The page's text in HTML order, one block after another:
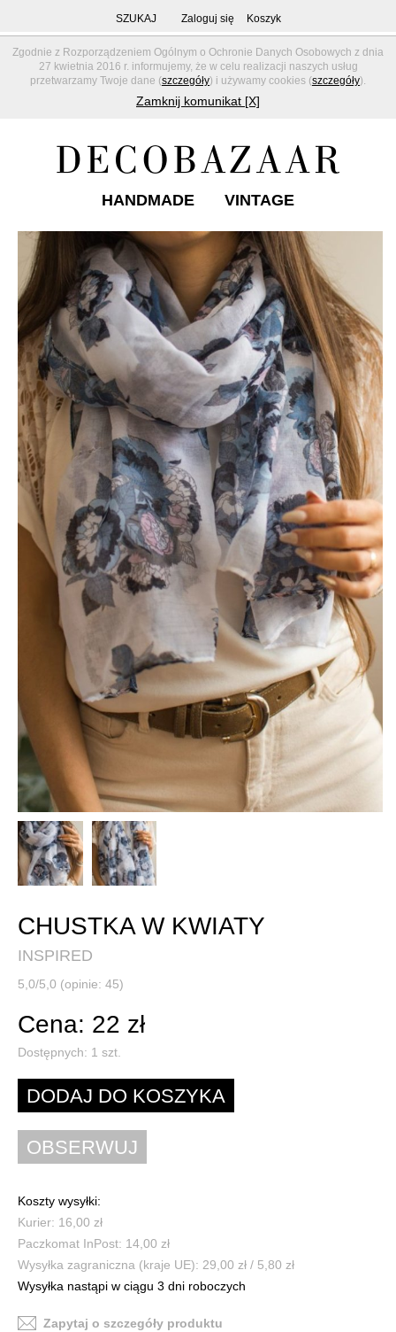
Zgodnie z Rozporządzeniem Ogólnym o Ochronie Danych Osobowych z dnia
27 kwietnia 2016 r. informujemy, że w celu realizacji naszych usług
przetwarzamy Twoje dane (szczegóły) i używamy cookies (szczegóły).
Zamknij komunikat [X]
SZUKAJ Zaloguj się Koszyk
HANDMADE VINTAGE
CHUSTKA W KWIATY
INSPIRED
5,0/5,0 (opinie: 45)
Cena: 22 zł
Dostępnych: 1 szt.
Koszty wysyłki:
Kurier: 16,00 zł
Paczkomat InPost: 14,00 zł
Wysyłka zagraniczna (kraje UE): 29,00 zł / 5,80 zł
Wysyłka nastąpi w ciągu 3 dni roboczych
Zapytaj o szczegóły produktu